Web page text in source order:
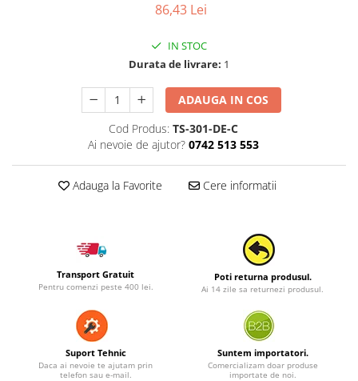
86,43 Lei
IN STOC
Durata de livrare: 1
ADAUGA IN COS
Cod Produs: TS-301-DE-C
Ai nevoie de ajutor? 0742 513 553
Adauga la Favorite Cere informatii
Transport Gratuit
Pentru comenzi peste 400 lei.
Poti returna produsul.
Ai 14 zile sa returnezi produsul.
Suport Tehnic
Daca ai nevoie te ajutam prin
telefon sau e-mail.
Suntem importatori.
Comercializam doar produse
importate de noi.